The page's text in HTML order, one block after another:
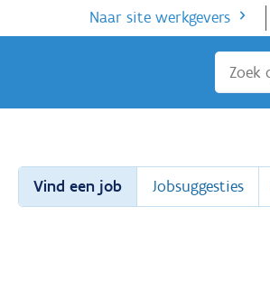
Naar site werkgevers
Sluiten
Vind een job Jobsuggesties